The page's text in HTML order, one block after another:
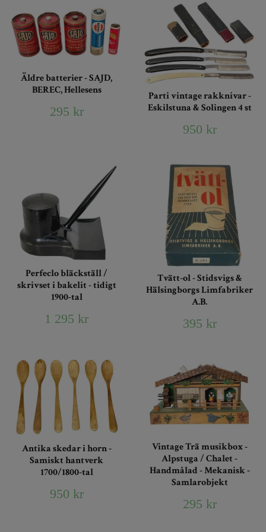
Äldre batterier - SAJD,
BEREC, Hellesens
295 kr
Parti vintage rakknivar -
Eskilstuna & Solingen 4 st
950 kr
Perfeclo bläckställ /
skrivset i bakelit - tidigt
1900-tal
1 295 kr
Tvätt-ol - Stidsvigs &
Hälsingborgs Limfabriker
A.B.
395 kr
Antika skedar i horn -
Samiskt hantverk
1700/1800-tal
950 kr
Vintage Trä musikbox -
Alpstuga / Chalet -
Handmålad - Mekanisk -
Samlarobjekt
295 kr